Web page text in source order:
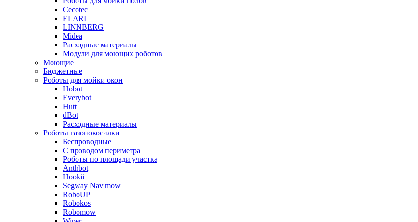
Cecotec
ELARI
LINNBERG
Midea
Расходные материалы
Модули для моющих роботов
Моющие
Бюджетные
Роботы для мойки окон
Hobot
Everybot
Hutt
dBot
Расходные материалы
Роботы газонокосилки
Беспроводные
С проводом периметра
Роботы по площади участка
Anthbot
Hookii
Segway Navimow
RoboUP
Robokos
Robomow